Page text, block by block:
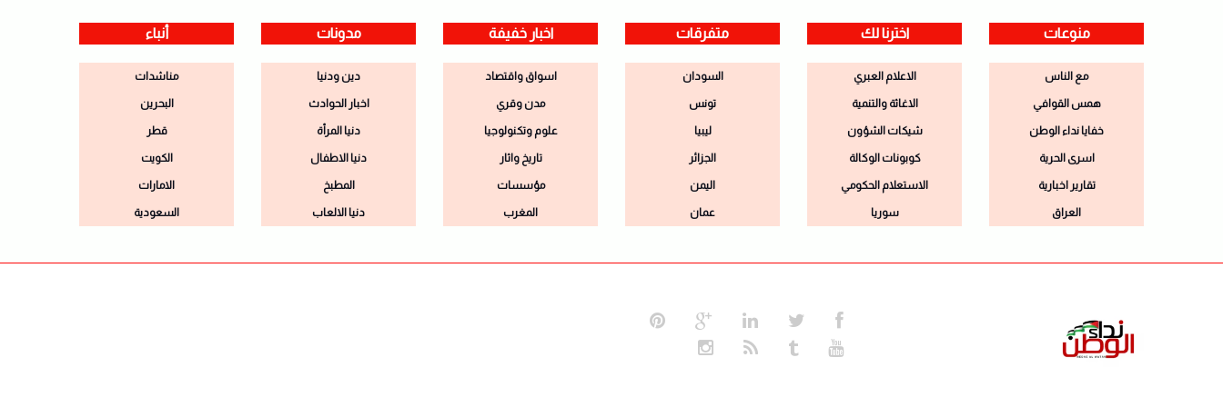
منوعات
مع الناس
همس القوافي
خفايا نداء الوطن
اسرى الحرية
تقارير اخبارية
العراق
اخترنا لك
الاعلام العبري
الاغاثة والتنمية
شيكات الشؤون
كوبونات الوكالة
الاستعلام الحكومي
سوريا
متفرقات
السودان
تونس
ليبيا
الجزائر
اليمن
عمان
اخبار خفيفة
اسواق واقتصاد
مدن وقري
علوم وتكنولوجيا
تاريخ واثار
مؤسسات
المغرب
مدونات
دين ودنيا
اخبار الحوادث
دنيا المرأة
دنيا الاطفال
المطبخ
دنيا الالعاب
أنباء
مناشدات
البحرين
قطر
الكويت
الامارات
السعودية